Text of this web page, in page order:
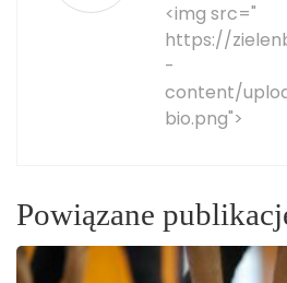
<img src="
https://
-
content/
bio.png">
Powiązane